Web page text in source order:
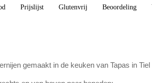
Prijslijst Glutenvrij Beoordeling
gemaakt in de keuken van Tapas in Tiel